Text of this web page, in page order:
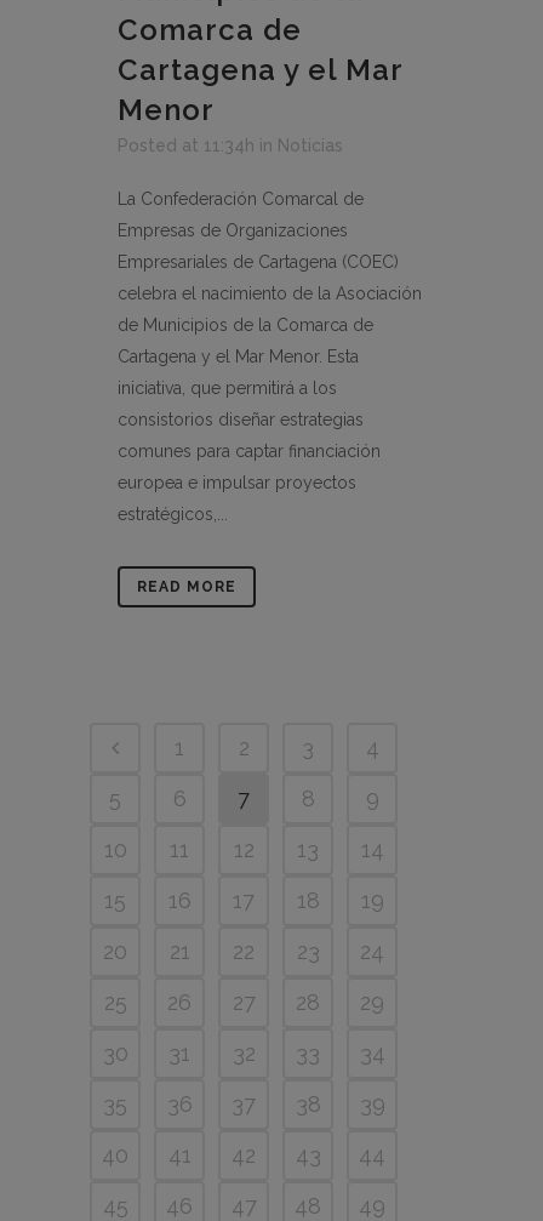
Comarca de
Cartagena y el Mar
Menor
Posted at 11:34h in Noticias
La Confederación Comarcal de
Empresas de Organizaciones
Empresariales de Cartagena (COEC)
celebra el nacimiento de la Asociación
de Municipios de la Comarca de
Cartagena y el Mar Menor. Esta
iniciativa, que permitirá a los
consistorios diseñar estrategias
comunes para captar financiación
europea e impulsar proyectos
estratégicos,...
READ MORE
1 2 3
4
5
6 7 8
9
10
11 12 13
14
15
16 17 18
19
20
21 22 23
24
25
26 27 28
29
30
31 32 33
34
35
36 37 38
39
40
41 42 43
44
45
46 47 48
49